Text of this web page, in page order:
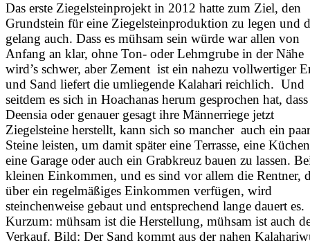
Das erste Ziegelsteinprojekt in 2012 hatte zum Ziel, den
Grundstein für eine Ziegelsteinproduktion zu legen und
gelang auch. Dass es mühsam sein würde war allen von
Anfang an klar, ohne Ton- oder Lehmgrube in der Nähe
wird’s schwer, aber Zement ist ein nahezu vollwertiger
und Sand liefert die umliegende Kalahari reichlich. Und
seitdem es sich in Hoachanas herum gesprochen hat, dass
Deensia oder genauer gesagt ihre Männerriege jetzt
Ziegelsteine herstellt, kann sich so mancher auch ein paar
Steine leisten, um damit später eine Terrasse, eine
eine Garage oder auch ein Grabkreuz bauen zu lassen.
kleinen Einkommen, und es sind vor allem die Rentner,
über ein regelmäßiges Einkommen verfügen, wird
steinchenweise gebaut und entsprechend lange dauert es.
Kurzum: mühsam ist die Herstellung, mühsam ist auch
Verkauf. Bild: Der Sand kommt aus der nahen